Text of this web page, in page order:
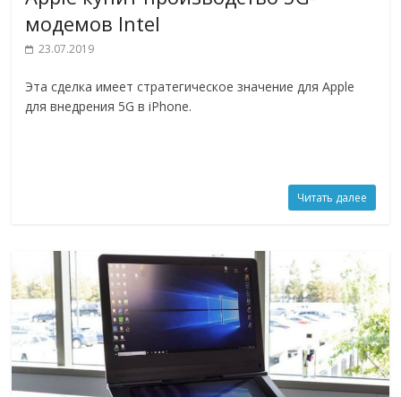
модемов Intel
23.07.2019
Эта сделка имеет стратегическое значение для Apple
для внедрения 5G в iPhone.
Читать далее